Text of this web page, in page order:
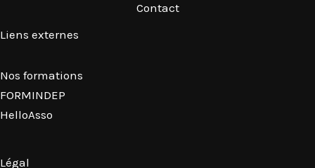
Contact
Liens externes
Nos formations
FORMINDEP
HelloAsso
Légal